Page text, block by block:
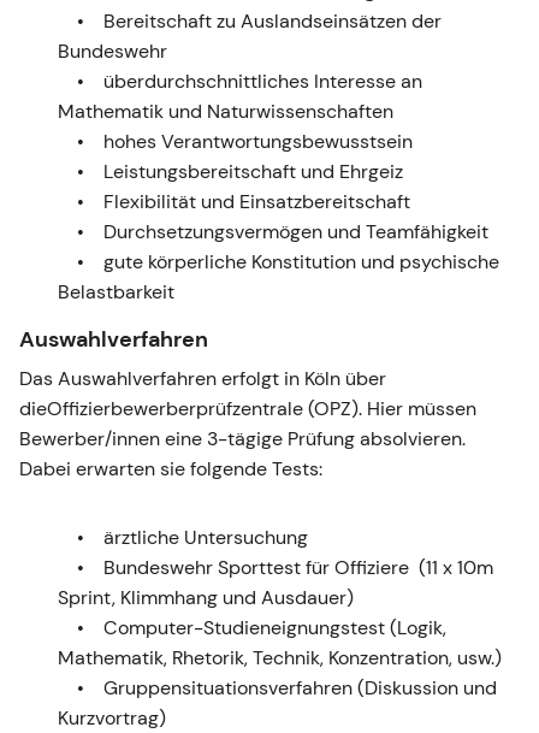
Bereitschaft zu Auslandseinsätzen der
Bundeswehr
überdurchschnittliches Interesse an
Mathematik und Naturwissenschaften
hohes Verantwortungsbewusstsein
Leistungsbereitschaft und Ehrgeiz
Flexibilität und Einsatzbereitschaft
Durchsetzungsvermögen und Teamfähigkeit
gute körperliche Konstitution und psychische
Belastbarkeit
Auswahlverfahren
Das Auswahlverfahren erfolgt in Köln über
dieOffizierbewerberprüfzentrale (OPZ). Hier müssen
Bewerber/innen eine 3-tägige Prüfung absolvieren.
Dabei erwarten sie folgende Tests:
ärztliche Untersuchung
Bundeswehr Sporttest für Offiziere (11 x 10m
Sprint, Klimmhang und Ausdauer)
Computer-Studieneignungstest (Logik,
Mathematik, Rhetorik, Technik, Konzentration, usw.)
Gruppensituationsverfahren (Diskussion und
Kurzvortrag)